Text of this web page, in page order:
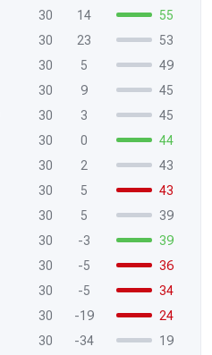
30 14
55
30 23
53
30 5
49
30 9
45
30 3
45
30 0
44
30 2
43
30 5
43
30 5
39
30 -3
39
30 -5
36
30 -5
34
30 -19
24
30 -34
19